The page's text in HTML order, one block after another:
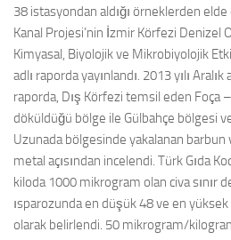
38 istasyondan aldığı örneklerden
Kanal Projesi’nin İzmir Körfezi Denizel
Kimyasal, Biyolojik ve Mikrobiyolojik
adlı raporda yayınlandı. 2013 yılı
raporda, Dış Körfezi temsil eden Foça
döküldüğü bölge ile Gülbahçe bölgesi
Uzunada bölgesinde yakalanan barbun
metal açısından incelendi. Türk Gıda
kiloda 1000 mikrogram olan civa sınır
ısparozunda en düşük 48 ve en
olarak belirlendi. 50 mikrogram/